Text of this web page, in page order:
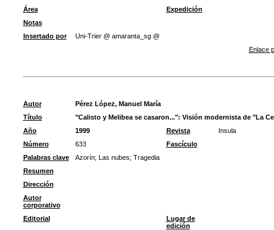
Área
Expedición
Notas
Insertado por
Uni-Trier @ amaranta_sg @
Enlace
Autor
Pérez López, Manuel María
Título
"Calisto y Melibea se casaron...": Visión modernista de "La
Año
1999 Revista
Insula
Número
633
Fascículo
Palabras clave
Azorín; Las nubes; Tragedia
Resumen
Dirección
Autor
corporativo
Editorial
Lugar de
edición